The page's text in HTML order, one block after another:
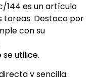
144 es un artículo
tareas. Destaca por
con su
utilice.
y sencilla.